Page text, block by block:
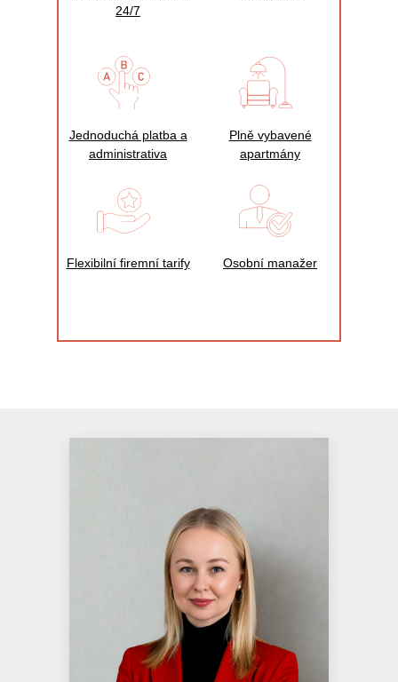
24/7
Plně vybavené
apartmány
Osobní manažer
Flexibilní firemní tarify
Jednoduchá platba a
administrativa